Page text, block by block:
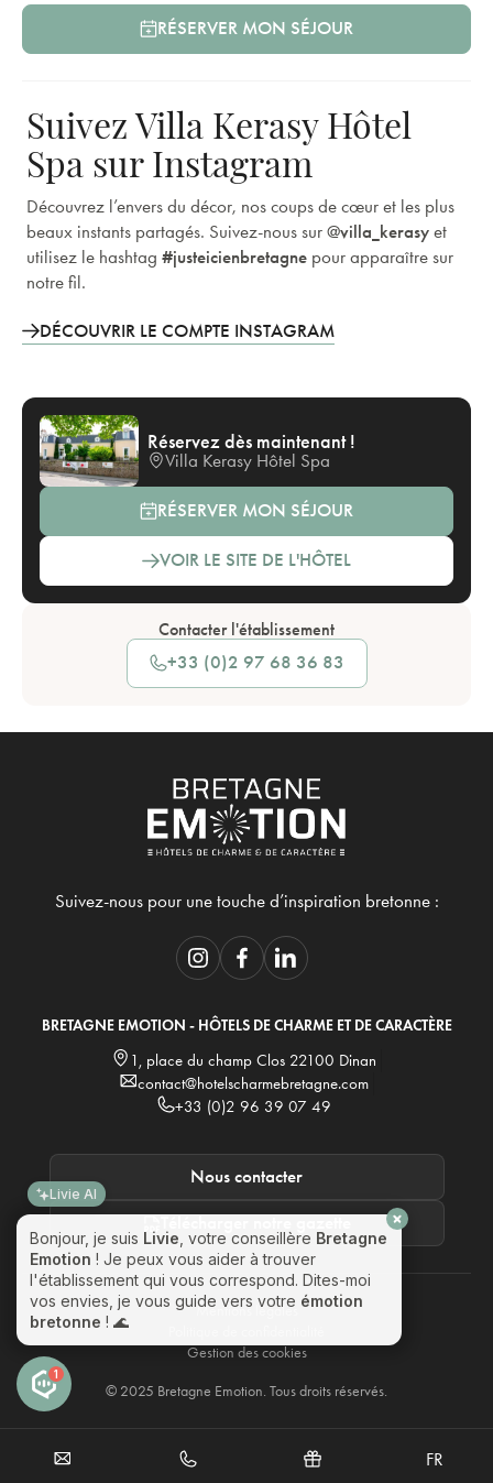
RÉSERVER MON SÉJOUR
Suivez Villa Kerasy Hôtel
Spa sur Instagram
Découvrez l’envers du décor, nos coups de cœur et les plus
beaux instants partagés. Suivez-nous sur @villa_kerasy et
utilisez le hashtag #justeicienbretagne pour apparaître sur
notre fil.
DÉCOUVRIR LE COMPTE INSTAGRAM
Réservez dès maintenant !
Villa Kerasy Hôtel Spa
RÉSERVER MON SÉJOUR
VOIR LE SITE DE L'HÔTEL
Contacter l'établissement
+33 (0)2 97 68 36 83
Suivez-nous pour une touche d’inspiration bretonne :
BRETAGNE EMOTION - HÔTELS DE CHARME ET DE CARACTÈRE
1, place du champ Clos 22100 Dinan
contact@hotelscharmebretagne.com
+33 (0)2 96 39 07 49
Nous contacter
Télécharger notre gazette
© 2025 Bretagne Emotion. Tous droits réservés.
Mentions légales
Gestion des cookies
FR
1
Bonjour, je suisLivie, votre conseillèreBretagne
Emotion! Je peux vous aider à trouver
l'établissement qui vous correspond. Dites-moi
vos envies, je vous guide vers votreémotion
bretonne! 🌊
Proposez-vous des solutions pour les séminaires ?
Je veux réserver dans l'un de vos établissements